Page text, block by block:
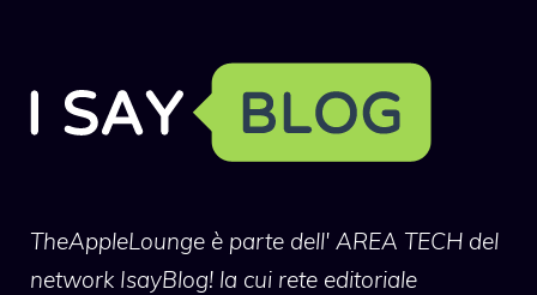
TheAppleLounge è parte dell' AREA TECH del
network IsayBlog! la cui rete editoriale